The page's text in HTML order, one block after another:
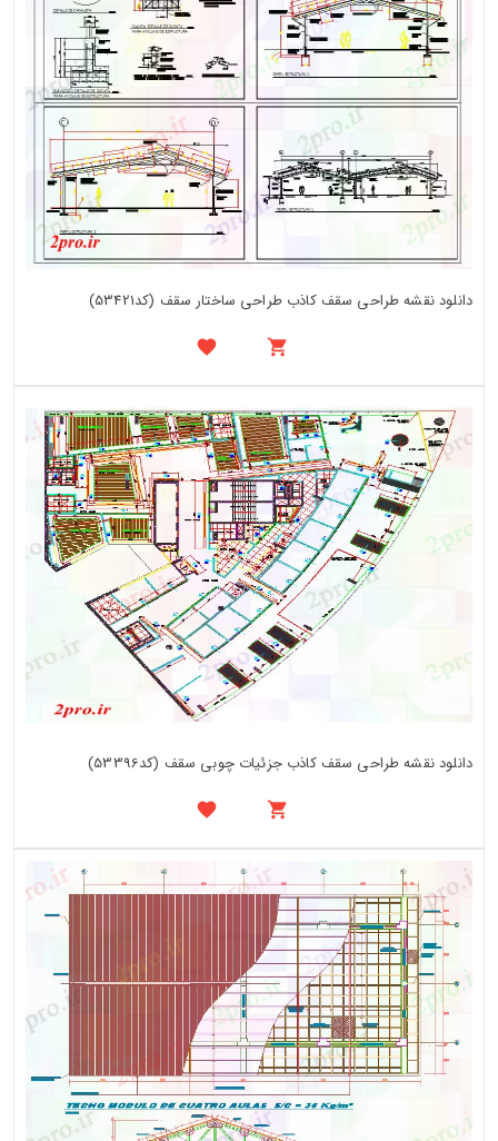
دانلود نقشه طراحی سقف کاذب طراحی ساختار سقف (کد53421)
دانلود نقشه طراحی سقف کاذب جزئیات چوبی سقف (کد53396)